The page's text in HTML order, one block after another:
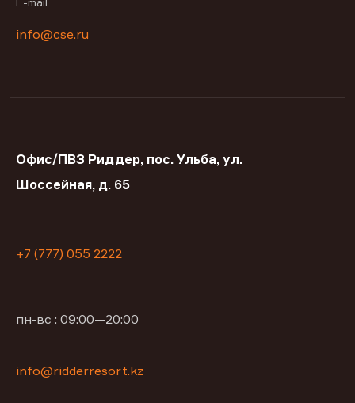
info@cse.ru
Офис/ПВЗ Риддер, пос. Ульба, ул.
Шоссейная, д. 65
+7 (777) 055 2222
пн-вс : 09:00—20:00
info@ridderresort.kz